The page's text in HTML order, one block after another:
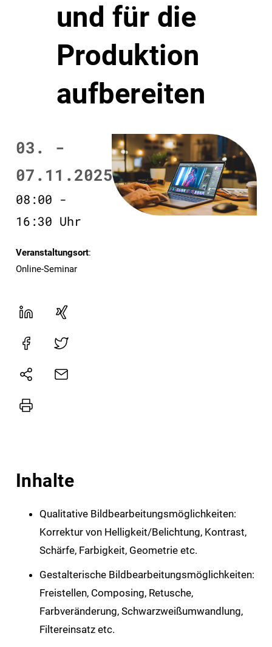
und für die
Produktion
aufbereiten
03. -
07.11.2025
08:00 -
16:30 Uhr
Veranstaltungsort:
Online-Seminar
Inhalte
Qualitative Bildbearbeitungsmöglichkeiten:
Korrektur von Helligkeit/Belichtung, Kontrast,
Schärfe, Farbigkeit, Geometrie etc.
Gestalterische Bildbearbeitungsmöglichkeiten:
Freistellen, Composing, Retusche,
Farbveränderung, Schwarzweißumwandlung,
Filtereinsatz etc.